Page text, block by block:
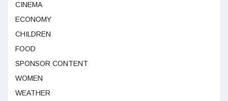
CINEMA
ECONOMY
CHILDREN
FOOD
SPONSOR CONTENT
WOMEN
WEATHER